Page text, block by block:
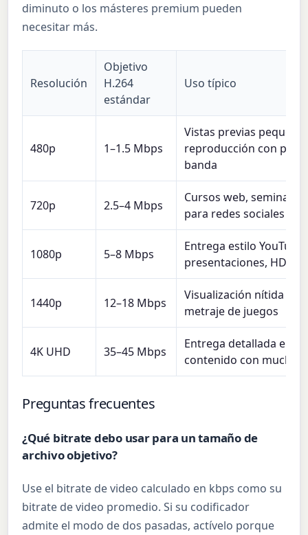
diminuto o los másteres premium pueden
necesitar más.
Resolución
Objetivo
H.264
estándar
Uso típico
480p 1–1.5 Mbps
Vistas previas
reproducción con
banda
720p 2.5–4 Mbps
Cursos web,
para redes sociales
1080p 5–8 Mbps
Entrega estilo YouTube,
presentaciones, HD
1440p 12–18 Mbps
Visualización nítida en
metraje de juegos
4K UHD 35–45 Mbps
Entrega detallada en
contenido con mucho
Preguntas frecuentes
¿Qué bitrate debo usar para un tamaño de
archivo objetivo?
Use el bitrate de video calculado en kbps como su
bitrate de video promedio. Si su codificador
admite el modo de dos pasadas, actívelo porque